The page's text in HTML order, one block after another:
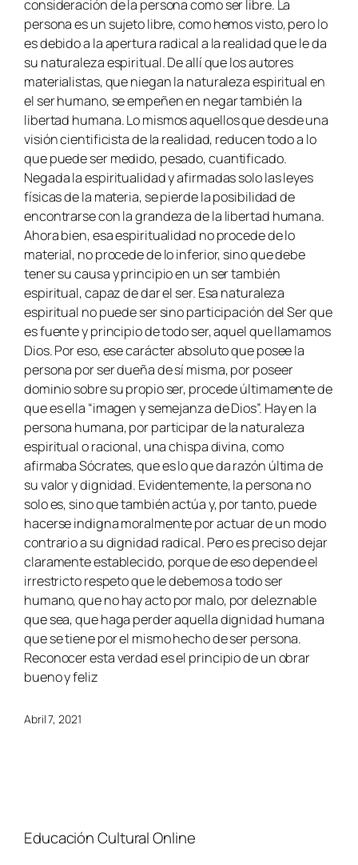
consideración de la persona como ser libre. La
persona es un sujeto libre, como hemos visto, pero lo
es debido a la apertura radical a la realidad que le da
su naturaleza espiritual. De allí que los autores
materialistas, que niegan la naturaleza espiritual en
el ser humano, se empeñen en negar también la
libertad humana. Lo mismos aquellos que desde una
visión cientificista de la realidad, reducen todo a lo
que puede ser medido, pesado, cuantificado.
Negada la espiritualidad y afirmadas solo las leyes
físicas de la materia, se pierde la posibilidad de
encontrarse con la grandeza de la libertad humana.
Ahora bien, esa espiritualidad no procede de lo
material, no procede de lo inferior, sino que debe
tener su causa y principio en un ser también
espiritual, capaz de dar el ser. Esa naturaleza
espiritual no puede ser sino participación del Ser que
es fuente y principio de todo ser, aquel que llamamos
Dios. Por eso, ese carácter absoluto que posee la
persona por ser dueña de sí misma, por poseer
dominio sobre su propio ser, procede últimamente de
que es ella “imagen y semejanza de Dios”. Hay en la
persona humana, por participar de la naturaleza
espiritual o racional, una chispa divina, como
afirmaba Sócrates, que es lo que da razón última de
su valor y dignidad. Evidentemente, la persona no
solo es, sino que también actúa y, por tanto, puede
hacerse indigna moralmente por actuar de un modo
contrario a su dignidad radical. Pero es preciso dejar
claramente establecido, porque de eso depende el
irrestricto respeto que le debemos a todo ser
humano, que no hay acto por malo, por deleznable
que sea, que haga perder aquella dignidad humana
que se tiene por el mismo hecho de ser persona.
Reconocer esta verdad es el principio de un obrar
bueno y feliz
Abril 7, 2021
Educación Cultural Online